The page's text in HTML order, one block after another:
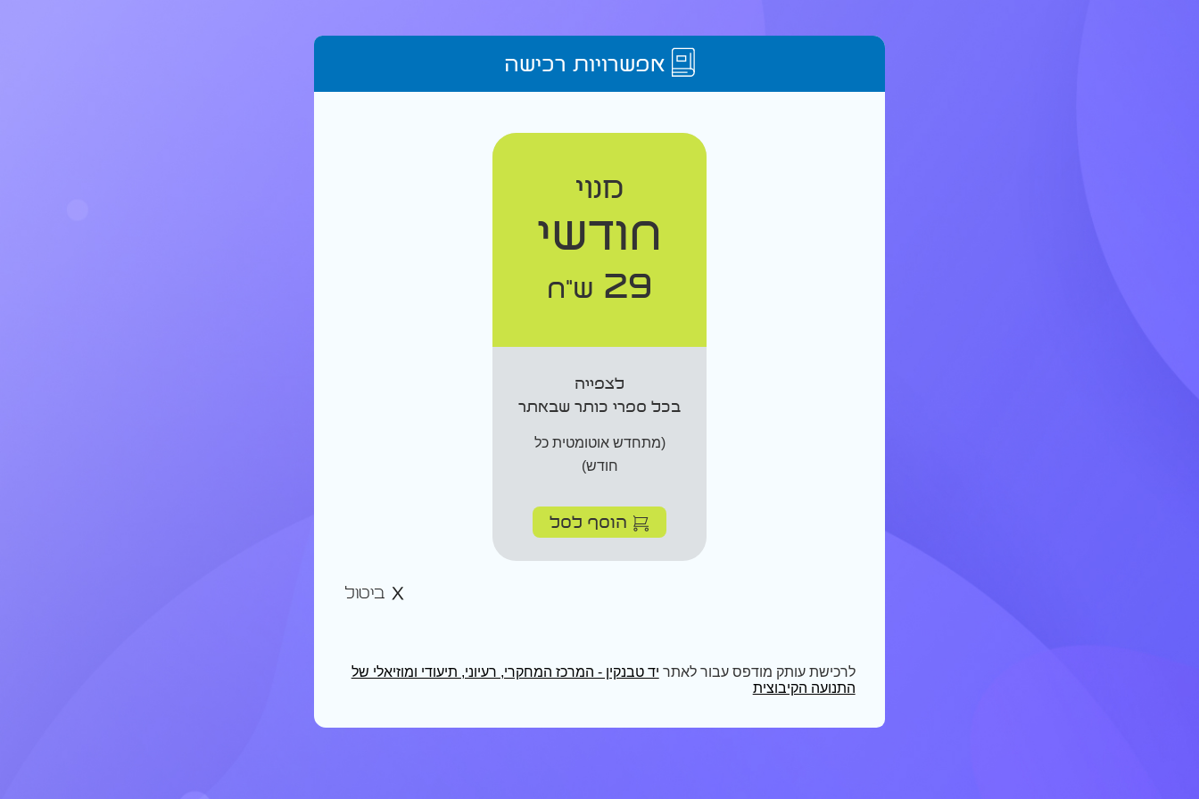
אפשרויות רכישה
מנוי
חודשי
29 ש"ח
לצפייה
בכל ספרי כותר שבאתר
(מתחדש אוטומטית כל
חודש)
הוסף לסל
ביטול
לרכישת עותק מודפס עבור לאתר יד טבנקין - המרכז המחקרי, רעיוני, תיעודי ומוזיאלי של
התנועה הקיבוצית